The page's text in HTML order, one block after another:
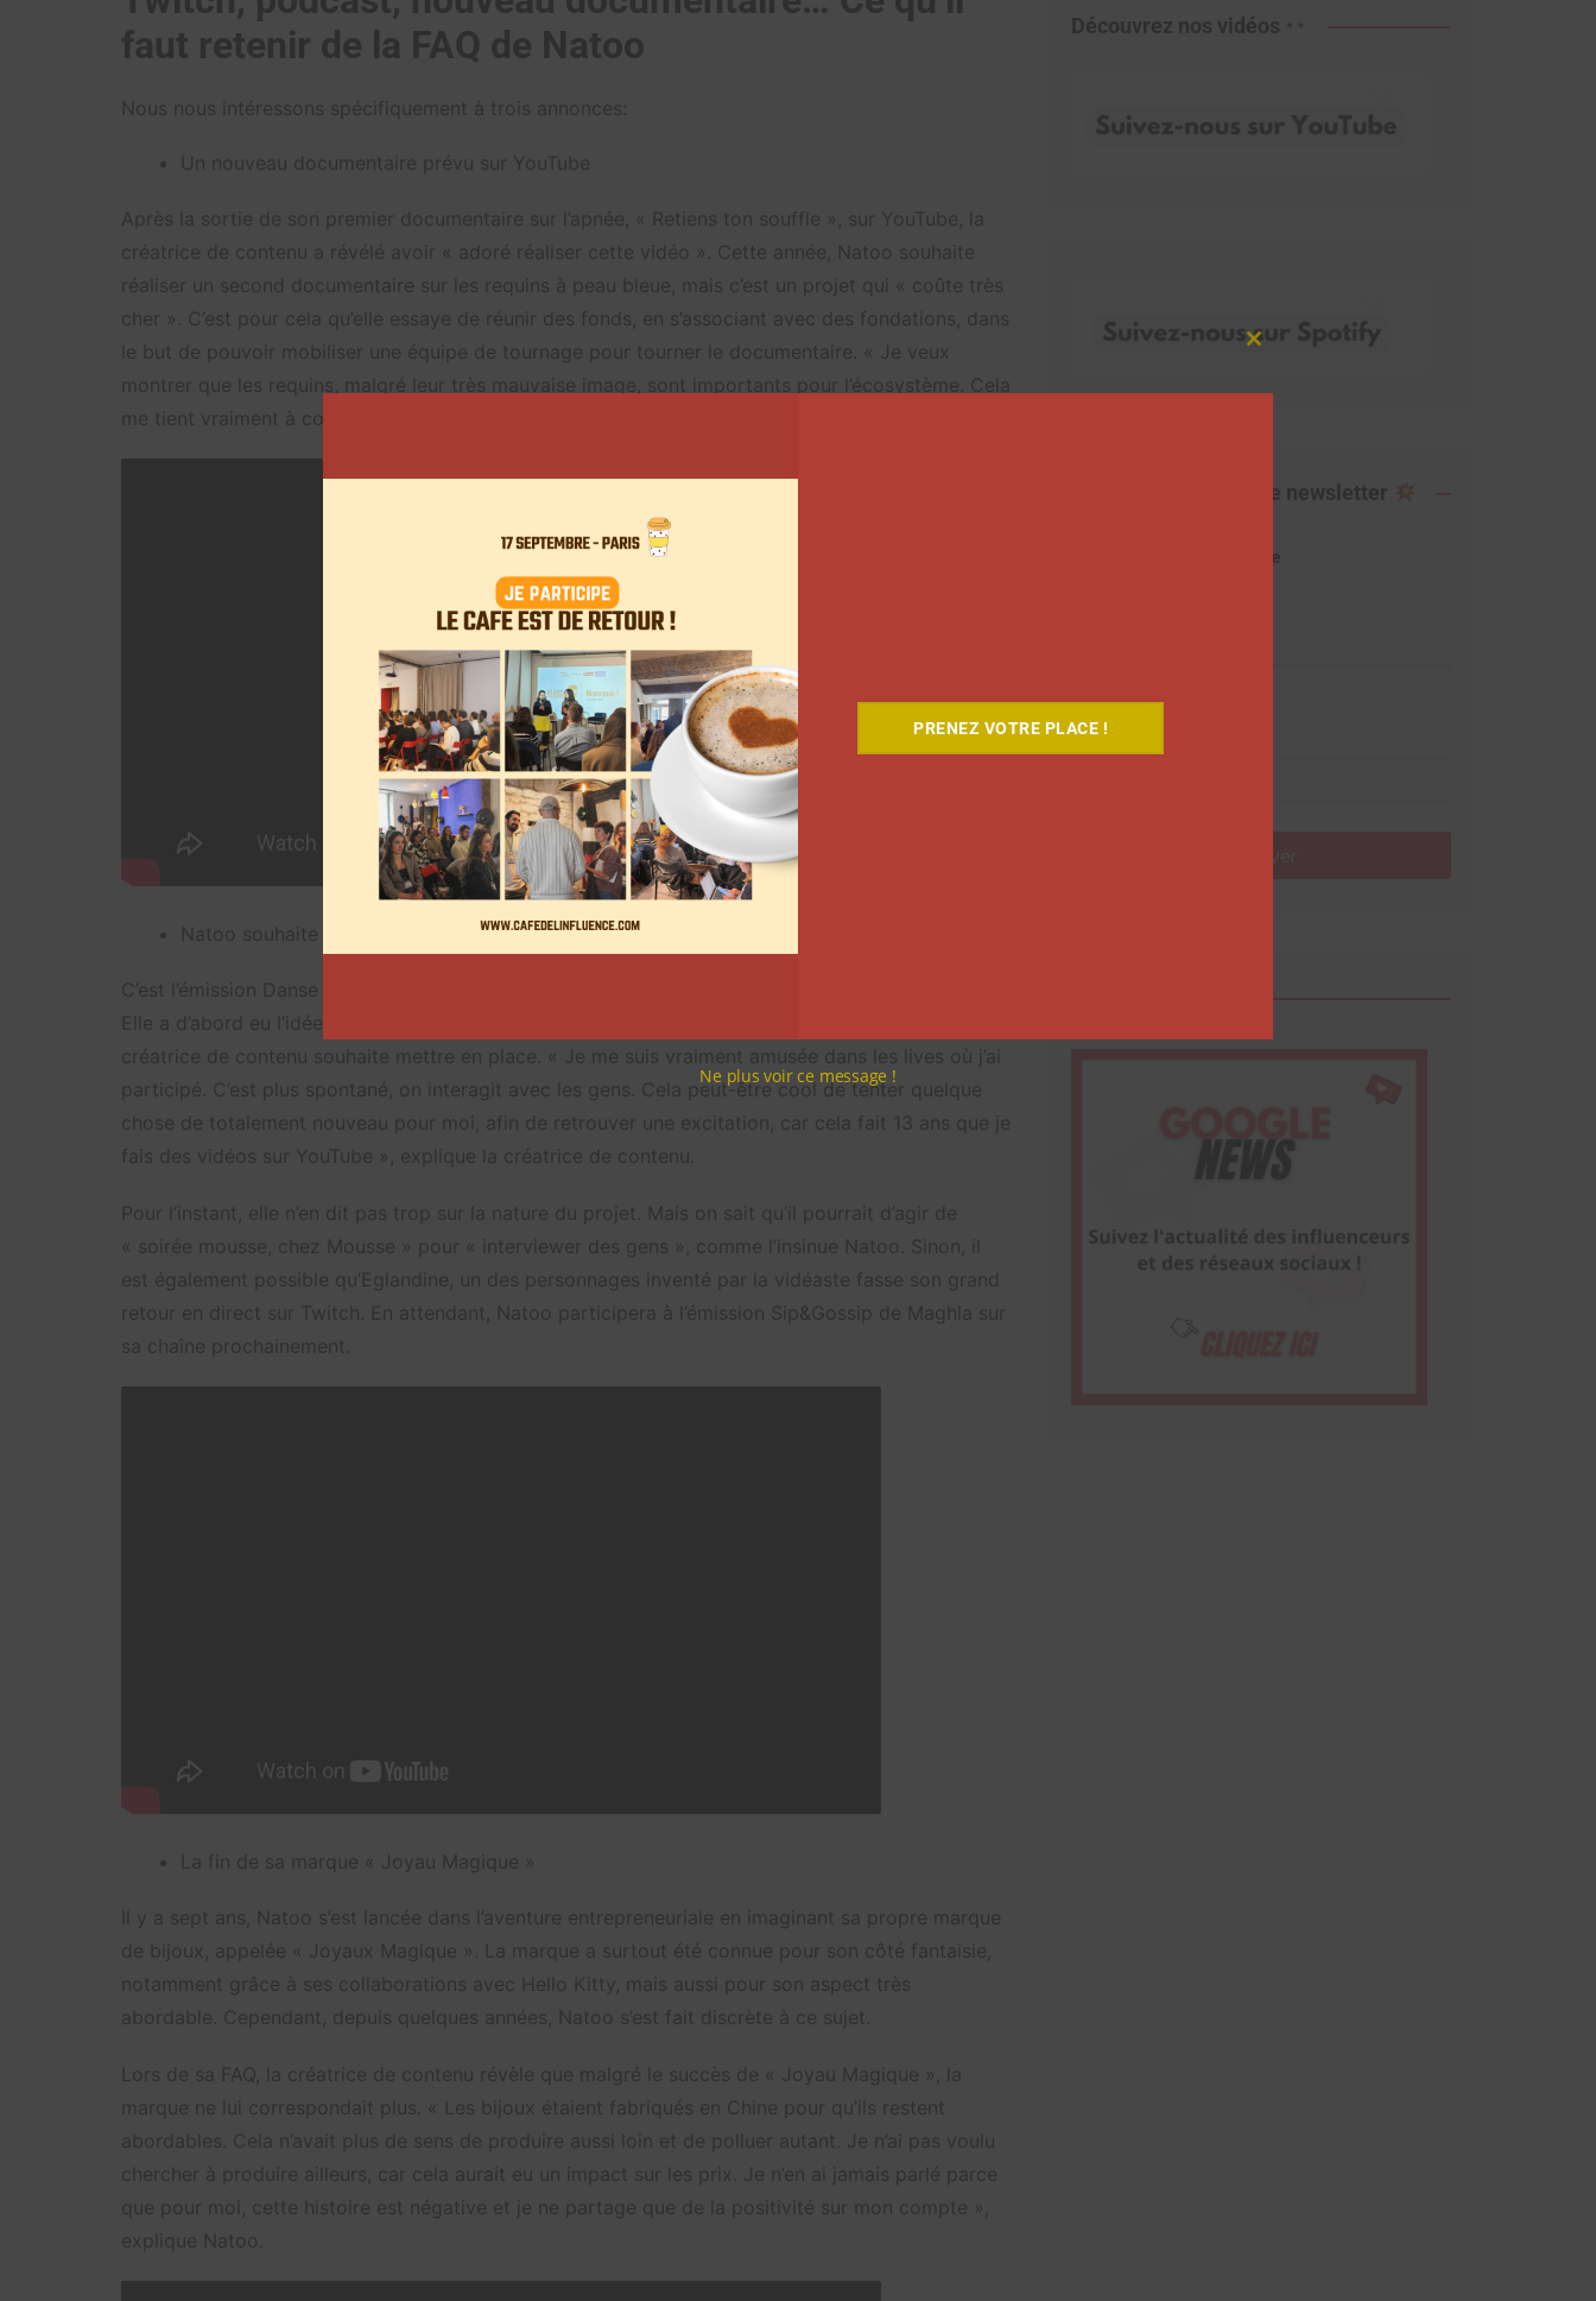
faut retenir de la FAQ de Natoo
Nous nous intéressons spécifiquement à trois annonces:
Un nouveau documentaire prévu sur YouTube
Après la sortie de son premier documentaire sur l’apnée, « Retiens ton souffle », sur YouTube, la
créatrice de contenu a révélé avoir « adoré réaliser cette vidéo ». Cette année, Natoo souhaite
réaliser un second documentaire sur les requins à peau bleue, mais c’est un projet qui « coûte très
cher ». C’est pour cela qu’elle essaye de réunir des fonds, en s’associant avec des fondations, dans
le but de pouvoir mobiliser une équipe de tournage pour tourner le documentaire. « Je veux
montrer que les requins, malgré leur très mauvaise image, sont importants pour l’écosystème. Cela
me tient vraiment à cœur », affirme la
Natoo souhaite se lancer sur Twitch
C’est l’émission Danse avec les stars d’internet qui a donné envie à Natoo de se lancer sur
Elle a d’abord eu l’idée de créer un podcast, mais finalement, c’est bel et bien une émission que la
créatrice de contenu souhaite mettre en place. « Je me suis vraiment amusée dans les lives où j’ai
participé. C’est plus spontané, on interagit avec les gens. Cela peut-être cool de tenter quelque
chose de totalement nouveau pour moi, afin de retrouver une excitation, car cela fait 13 ans que je
fais des vidéos sur YouTube », explique la créatrice de contenu.
Pour l’instant, elle n’en dit pas trop sur la nature du projet. Mais on sait qu’il pourrait d’agir de
« soirée mousse, chez Mousse » pour « interviewer des gens », comme l’insinue Natoo. Sinon, il
est également possible qu’Eglandine, un des personnages inventé par la vidéaste fasse son grand
retour en direct sur Twitch. En attendant, Natoo participera à l’émission Sip&Gossip de Maghla sur
sa chaîne prochainement.
La fin de sa marque « Joyau Magique »
Il y a sept ans, Natoo s’est lancée dans l’aventure entrepreneuriale en imaginant sa propre marque
de bijoux, appelée « Joyaux Magique ». La marque a surtout été connue pour son côté fantaisie,
notamment grâce à ses collaborations avec Hello Kitty, mais aussi pour son aspect très
abordable. Cependant, depuis quelques années, Natoo s’est fait discrète à ce sujet.
Lors de sa FAQ, la créatrice de contenu révèle que malgré le succès de « Joyau Magique », la
marque ne lui correspondait plus. « Les bijoux étaient fabriqués en Chine pour qu’ils restent
abordables. Cela n’avait plus de sens de produire aussi loin et de polluer autant. Je n’ai pas voulu
chercher à produire ailleurs, car cela aurait eu un impact sur les prix. Je n’en ai jamais parlé parce
que pour moi, cette histoire est négative et je ne partage que de la positivité sur mon compte »,
explique Natoo.
Découvrez nos vidéos
Abonnez-vous à notre newsletter
Adresse de messagerie
module
PRENEZ VOTRE PLACE !
Ne plus voir ce message !